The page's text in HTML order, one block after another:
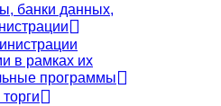
банки данных,
в рамках их
программы